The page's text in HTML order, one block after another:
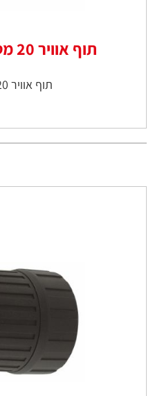
תוף אוויר 20 מטר צינור 10X15
תוף אוויר 20 מטר אורך